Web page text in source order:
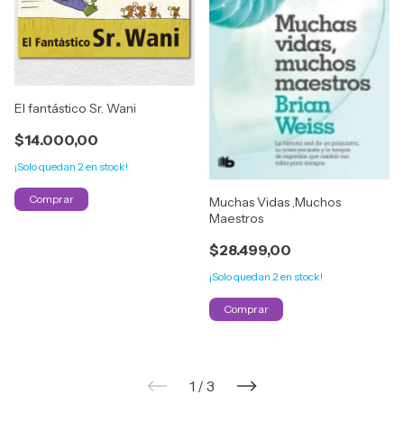
El fantástico Sr. Wani
$14.000,00
¡Solo quedan 2en stock!
Muchas Vidas ,Muchos
Maestros
$28.499,00
¡Solo quedan 2en stock!
1 / 3